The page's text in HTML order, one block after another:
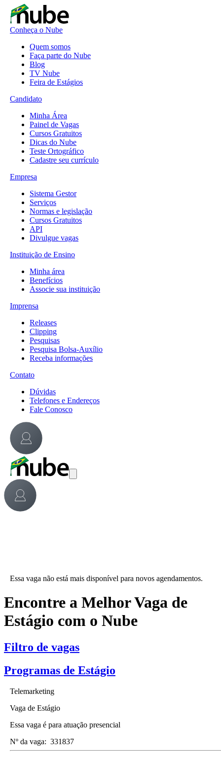
Conheça o Nube
Quem somos
Faça parte do Nube
Blog
TV Nube
Feira de Estágios
Candidato
Minha Área
Painel de Vagas
Cursos Gratuitos
Dicas do Nube
Teste Ortográfico
Cadastre seu currículo
Empresa
Sistema Gestor
Serviços
Normas e legislação
Cursos Gratuitos
API
Divulgue vagas
Instituição de Ensino
Minha área
Benefícios
Associe sua instituição
Imprensa
Releases
Clipping
Pesquisas
Pesquisa Bolsa-Auxílio
Receba informações
Contato
Dúvidas
Telefones e Endereços
Fale Conosco
Essa vaga não está mais disponível para novos agendamentos.
Encontre a Melhor Vaga de
Estágio com o Nube
Filtro de vagas
Programas de Estágio
Telemarketing
Vaga de Estágio
Essa vaga é para atuação presencial
Nº da vaga: 331837